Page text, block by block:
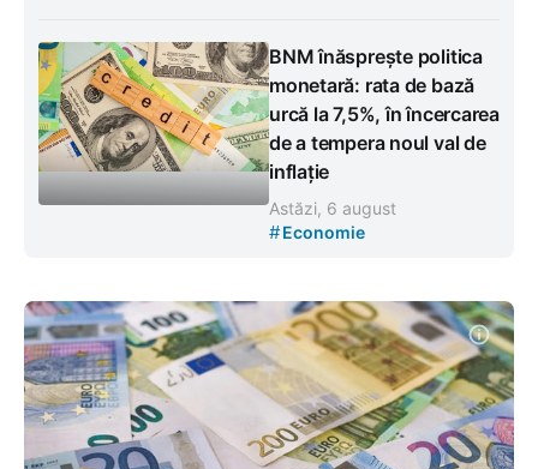
BNM înăsprește politica
monetară: rata de bază
urcă la 7,5%, în încercarea
de a tempera noul val de
inflație
Astăzi, 6 august
#Economie